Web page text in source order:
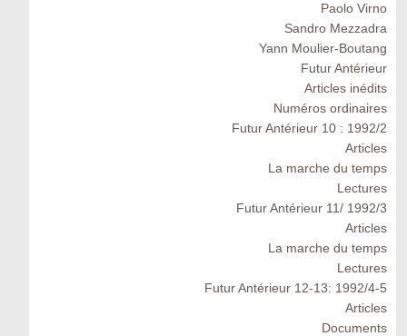
Paolo Virno
Sandro Mezzadra
Yann Moulier-Boutang
Futur Antérieur
Articles inédits
Numéros ordinaires
Futur Antérieur 10 : 1992/2
Articles
La marche du temps
Lectures
Futur Antérieur 11/ 1992/3
Articles
La marche du temps
Lectures
Futur Antérieur 12-13: 1992/4-5
Articles
Documents